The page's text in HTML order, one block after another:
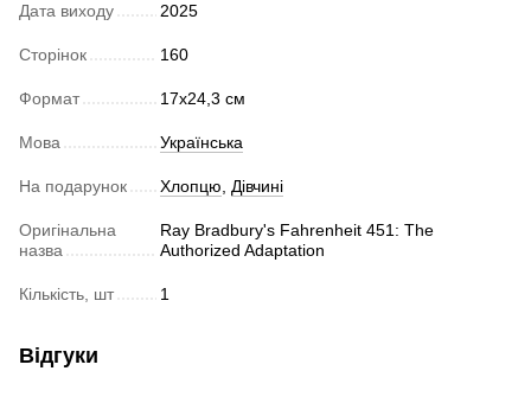
Дата виходу 2025
Сторінок 160
Формат 17х24,3 см
Мова Українська
На подарунок Хлопцю, Дівчині
Оригінальна
назва
Ray Bradbury's Fahrenheit 451: The
Authorized Adaptation
Кількість, шт 1
Відгуки